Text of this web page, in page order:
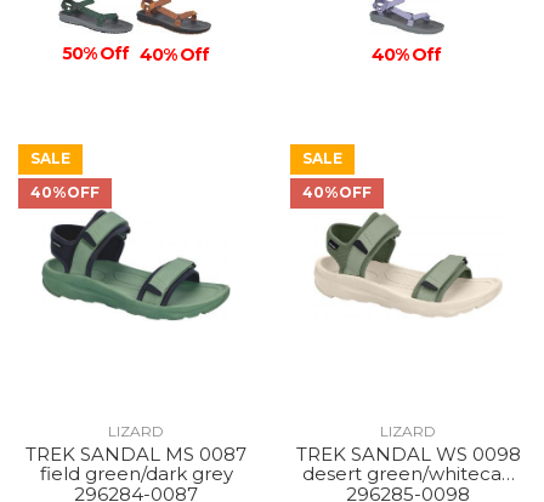
50% Off 40% Off 40% Off
SALE
40%OFF
LIZARD
TREK SANDAL MS 0087
field green/dark grey
296284-0087
SALE
40%OFF
LIZARD
TREK SANDAL WS 0098
desert green/whitecap
grey
296285-0098